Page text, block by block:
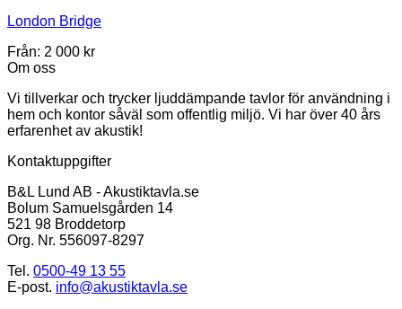
London Bridge
Från: 2 000 kr
Om oss
Vi tillverkar och trycker ljuddämpande tavlor för användning i
hem och kontor såväl som offentlig miljö. Vi har över 40 års
erfarenhet av akustik!
Kontaktuppgifter
B&L Lund AB - Akustiktavla.se
Bolum Samuelsgården 14
521 98 Broddetorp
Org. Nr. 556097-8297
Tel. 0500-49 13 55
E-post. info@akustiktavla.se